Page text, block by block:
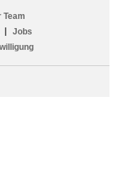
Team
Jobs